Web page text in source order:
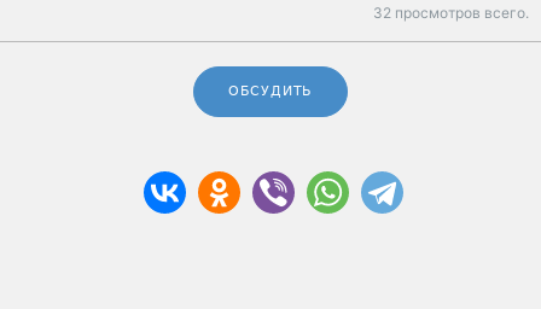
32 просмотров всего.
ОБСУДИТЬ